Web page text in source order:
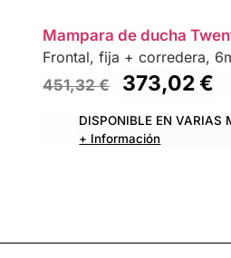
Mampara de ducha
Frontal, fija + corredera,
451,32€ 373,02€
DISPONIBLE EN VARIAS
+ Información